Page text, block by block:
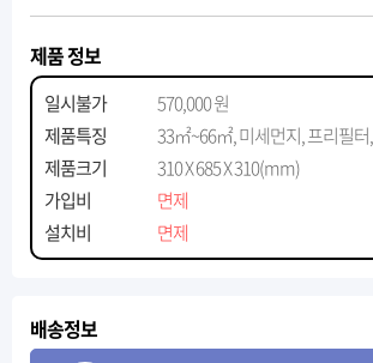
제품 정보
일시불가
570,000 원
제품특징
33㎡~66㎡, 미세먼지, 프리필
제품크기
310 X 685 X 310(mm)
가입비
면제
설치비
면제
배송정보